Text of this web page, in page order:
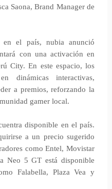
Saona, Brand Manager de
en el país, nubia anunció
con una activación en
City. En este espacio, los
dinámicas interactivas,
a premios, reforzando la
gamer local.
disponible en el país.
a un precio sugerido
como Entel, Movistar
Neo 5 GT está disponible
Falabella, Plaza Vea y